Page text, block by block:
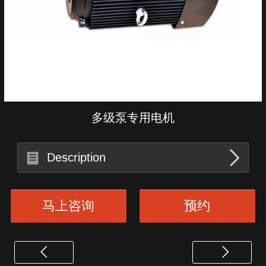
多级泵专用电机
Description
马上咨询